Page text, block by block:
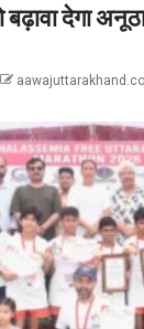
बढ़ावा देगा